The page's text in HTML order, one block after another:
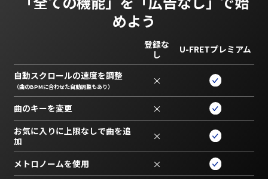
めよう
登録な
し
U-FRETプレミアム
自動スクロールの速度を調整
（曲のBPMに合わせた自動調整もあり） ×
曲のキーを変更 ×
お気に入りに上限なしで曲を追
加
×
メトロノームを使用 ×